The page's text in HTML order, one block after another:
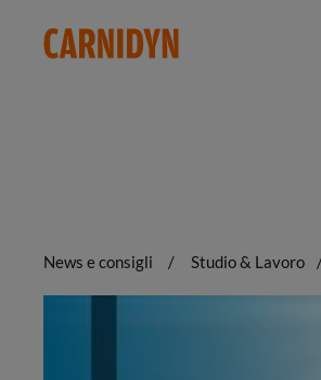
News e consigli Studio & Lavoro